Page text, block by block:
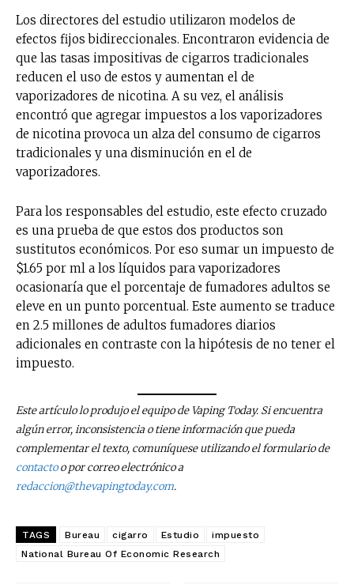
Los directores del estudio utilizaron modelos de
efectos fijos bidireccionales. Encontraron evidencia de
que las tasas impositivas de cigarros tradicionales
reducen el uso de estos y aumentan el de
vaporizadores de nicotina. A su vez, el análisis
encontró que agregar impuestos a los vaporizadores
de nicotina provoca un alza del consumo de cigarros
tradicionales y una disminución en el de
vaporizadores.
Para los responsables del estudio, este efecto cruzado
es una prueba de que estos dos productos son
sustitutos económicos. Por eso sumar un impuesto de
$1.65 por ml a los líquidos para vaporizadores
ocasionaría que el porcentaje de fumadores adultos se
eleve en un punto porcentual. Este aumento se traduce
en 2.5 millones de adultos fumadores diarios
adicionales en contraste con la hipótesis de no tener el
impuesto.
Este artículo lo produjo el equipo de Vaping Today. Si encuentra
algún error, inconsistencia o tiene información que pueda
complementar el texto, comuníquese utilizando el formulario de
contactoo por correo electrónico a
redaccion@thevapingtoday.com.
TAGS Bureau cigarro Estudio
impuesto
National Bureau Of Economic Research